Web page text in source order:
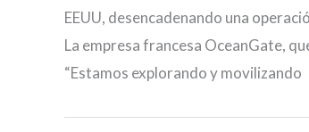
EEUU, desencadenando una
La empresa francesa OceanGate,
“Estamos explorando y movilizando